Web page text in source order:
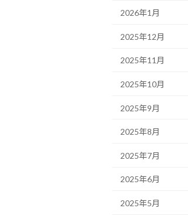
2026年1月
2025年12月
2025年11月
2025年10月
2025年9月
2025年8月
2025年7月
2025年6月
2025年5月